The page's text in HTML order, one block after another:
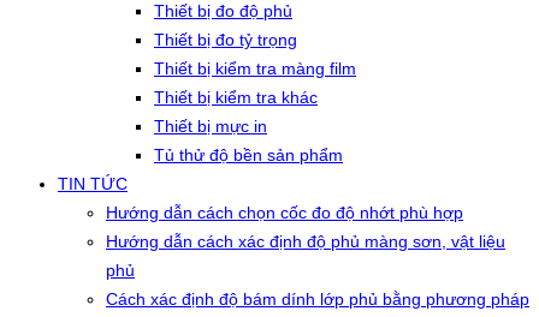
Thiết bị đo độ phủ
Thiết bị đo tỷ trọng
Thiết bị kiểm tra màng film
Thiết bị kiểm tra khác
Thiết bị mực in
Tủ thử độ bền sản phẩm
TIN TỨC
Hướng dẫn cách chọn cốc đo độ nhớt phù hợp
Hướng dẫn cách xác định độ phủ màng sơn, vật liệu
phủ
Cách xác định độ bám dính lớp phủ bằng phương pháp